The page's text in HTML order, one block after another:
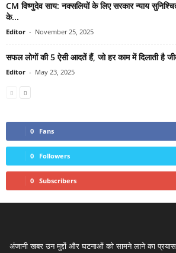
CM विष्णुदेव साय: नक्सलियों के लिए सरकार न्याय
के...
Editor - November 25, 2025
सफल लोगों की 5 ऐसी आदतें हैं, जो हर काम में दिलाती है
Editor - May 23, 2025
0 Fans
0 Followers
0 Subscribers
अंजानी खबर उन मुद्दों और घटनाओं को सामने लाने का